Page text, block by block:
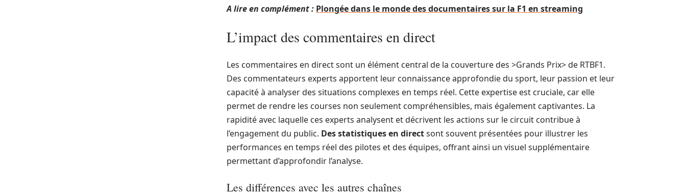
A lire en complément : Plongée dans le monde des documentaires sur la F1 en streaming
L’impact des commentaires en direct
Les commentaires en direct sont un élément central de la couverture des >Grands Prix> de RTBF1.
Des commentateurs experts apportent leur connaissance approfondie du sport, leur passion et leur
capacité à analyser des situations complexes en temps réel. Cette expertise est cruciale, car elle
permet de rendre les courses non seulement compréhensibles, mais également captivantes. La
rapidité avec laquelle ces experts analysent et décrivent les actions sur le circuit contribue à
l’engagement du public. Des statistiques en directsont souvent présentées pour illustrer les
performances en temps réel des pilotes et des équipes, offrant ainsi un visuel supplémentaire
permettant d’approfondir l’analyse.
Les différences avec les autres chaînes